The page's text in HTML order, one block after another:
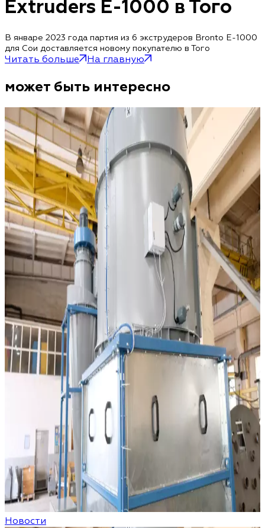
Extruders E-1000 в Того
В январе 2023 года партия из 6 экструдеров Bronto E-1000
для Сои доставляется новому покупателю в Того
Читать больше На главную
может быть интересно
Новости